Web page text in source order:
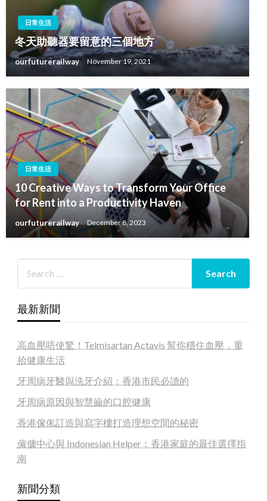
日常生活
冬天助聽器要留意的三個地方
ourfuturerailway November 19, 2021
日常生活
10 Creative Ways to Transform Your Office
for Rent into a Productivity Haven
ourfuturerailway December 8, 2023
最新新聞
高血壓唔使驚！Telmisartan Actavis 幫你穩住血壓，重
拾健康生活
牙周病牙醫與洗牙介紹：香港市民必讀的
牙周病原因與智慧齒的口腔健康
香港傢俬訂造與寫字樓打造理想空間的秘密
僱傭中心與 Indonesian Helper：香港家庭的最佳選擇指
南
新聞分類